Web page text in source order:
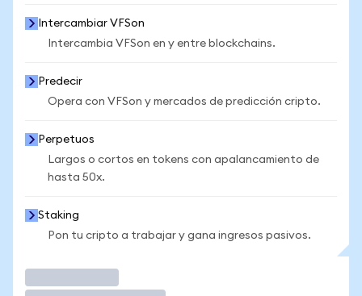
Intercambiar VFSon
Intercambia VFSon en y entre blockchains.
Predecir
Opera con VFSon y mercados de predicción cripto.
Perpetuos
Largos o cortos en tokens con apalancamiento de
hasta 50x.
Staking
Pon tu cripto a trabajar y gana ingresos pasivos.